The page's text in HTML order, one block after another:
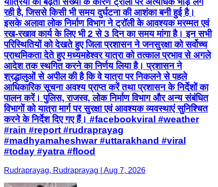
रही है, जिससे किसी भी समय दुर्घटना की आशंका बनी हुई है।
इसके अलावा लोक निर्माण विभाग ने ट्रॉली के आवश्यक मरम्मत एवं
रख-रखाव कार्य के लिए भी 2 से 3 दिन का समय मांगा है। इन सभी
परिस्थितियों को देखते हुए जिला प्रशासन ने जनसुरक्षा को सर्वोच्च
प्राथमिकता देते हुए मध्यमहेश्वर यात्रा को तत्काल प्रभाव से अगले
आदेश तक स्थगित करने का निर्णय लिया है। प्रशासन ने
श्रद्धालुओं से अपील की है कि वे यात्रा पर निकलने से पहले
आधिकारिक सूचना अवश्य प्राप्त करें तथा प्रशासन के निर्देशों का
पालन करें। पुलिस, राजस्व, लोक निर्माण विभाग और अन्य संबंधित
विभागों को यात्रा मार्ग पर सुरक्षा एवं आवश्यक व्यवस्थाएं सुनिश्चित
करने के निर्देश दिए गए हैं। #facebookviral #weather
#rain #report #rudraprayag
#madhyamaheshwar #uttarakhand #viral
#today #yatra #flood
Rudraprayag, Rudraprayag | Aug 7, 2026